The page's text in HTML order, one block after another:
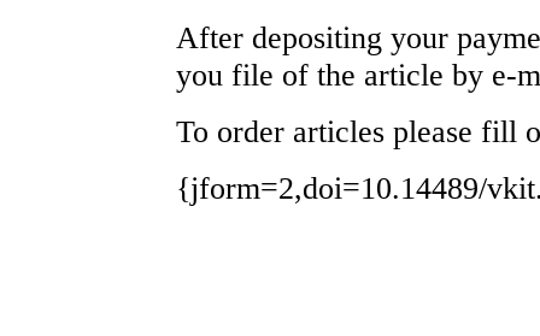
After depositing your
you file of the article by e-
To order articles please fill
{jform=2,doi=10.14489/